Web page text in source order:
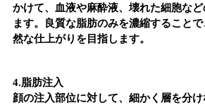
かけて、血液や麻酔液、壊れた細胞な
ます。良質な脂肪のみを濃縮すること
然な仕上がりを目指します。
4.脂肪注入
顔の注入部位に対して、細かく層を分